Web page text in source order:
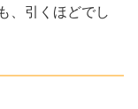
、引くほどでし